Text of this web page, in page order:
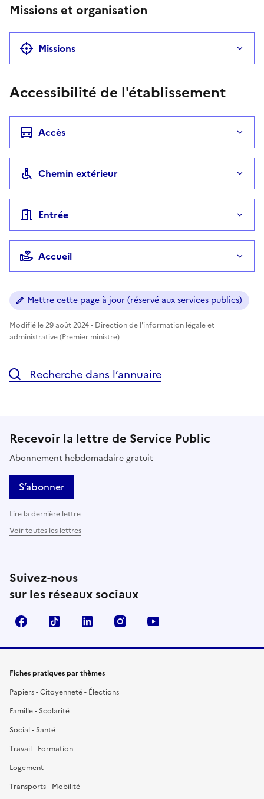
Missions et organisation
Missions
Accessibilité de l'établissement
Accès
Chemin extérieur
Entrée
Accueil
Mettre cette page à jour (réservé aux services publics)
Modifié le 29 août 2024 - Direction de l'information légale et
administrative (Premier ministre)
Recherche dans l’annuaire
Recevoir la lettre de Service Public
Abonnement hebdomadaire gratuit
S’abonner
Lire la dernière lettre
Voir toutes les lettres
Suivez-nous
sur les réseaux sociaux
FacebookTikTok LinkedIn Instagram
Fiches pratiques par thèmes
Papiers - Citoyenneté - Élections
Famille - Scolarité
Social - Santé
Travail - Formation
Logement
Transports - Mobilité